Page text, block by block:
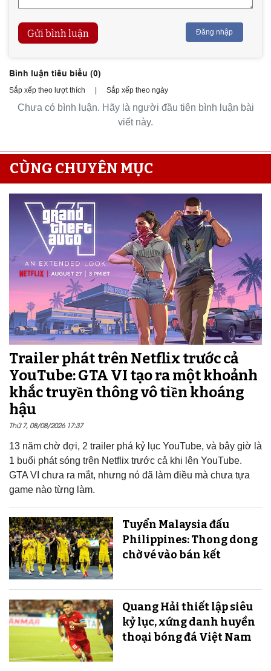
Gửi bình luận Đăng nhập
Bình luận tiêu biểu (0)
Sắp xếp theo lượt thích Sắp xếp theo ngày
Chưa có bình luận. Hãy là người đầu tiên bình luận bài
viết này.
CÙNG CHUYÊN MỤC
Trailer phát trên Netflix trước cả
YouTube: GTA VI tạo ra một khoảnh
khắc truyền thông vô tiền khoáng
hậu
Thứ 7, 08/08/2026 17:37
13 năm chờ đợi, 2 trailer phá kỷ lục YouTube, và bây giờ là
1 buổi phát sóng trên Netflix trước cả khi lên YouTube.
GTA VI chưa ra mắt, nhưng nó đã làm điều mà chưa tựa
game nào từng làm.
Tuyển Malaysia đấu
Philippines: Thong dong
chờ vé vào bán kết
Quang Hải thiết lập siêu
kỷ lục, xứng danh huyền
thoại bóng đá Việt Nam